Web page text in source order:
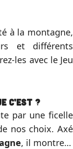
à la montagne,
et différents
les avec le Jeu
c’est ?
par une ficelle
nos choix. Axé
, il montre…